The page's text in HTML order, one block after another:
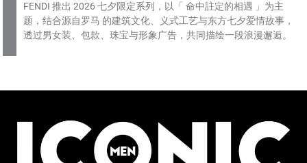
FENDI 推出 2026 七夕限定系列，以「 命中註定的相遇 」为主
题，结合源自罗马 的建筑文化、义式工艺与东方七夕爱情故事，
透过男女装、包款、珠宝与形象广告，共同描绘一段浪漫邂逅。